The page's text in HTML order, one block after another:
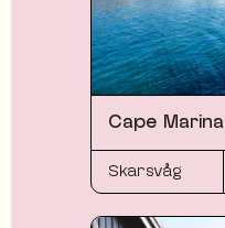
Cape Marina
Skarsvåg